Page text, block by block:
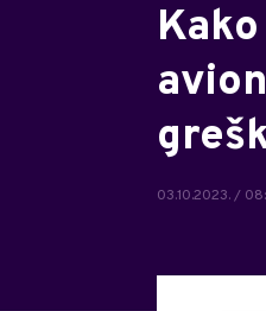
03.10.2023. /